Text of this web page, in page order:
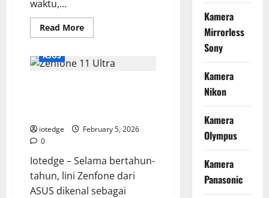
waktu,...
Read MoreRead
more
Watch
5,
Kesehatan
ASUS
iotedge
February 5, 2026
0
Iotedge – Selama bertahun-
tahun, lini Zenfone dari
ASUS dikenal sebagai
Kamera
Mirrorless
Sony
Kamera
Nikon
Kamera
Olympus
Kamera
Panasonic